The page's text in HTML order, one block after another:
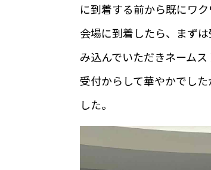
に到着する前から既にワ
会場に到着したら、まず
み込んでいただきネーム
受付からして華やかでし
した。